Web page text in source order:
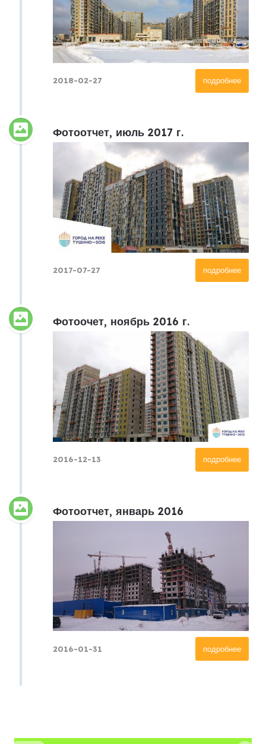
подробнее
2018-02-27
Фотоотчет, июль 2017 г.
подробнее
2017-07-27
Фотоочет, ноябрь 2016 г.
подробнее
2016-12-13
Фотоотчет, январь 2016
подробнее
2016-01-31